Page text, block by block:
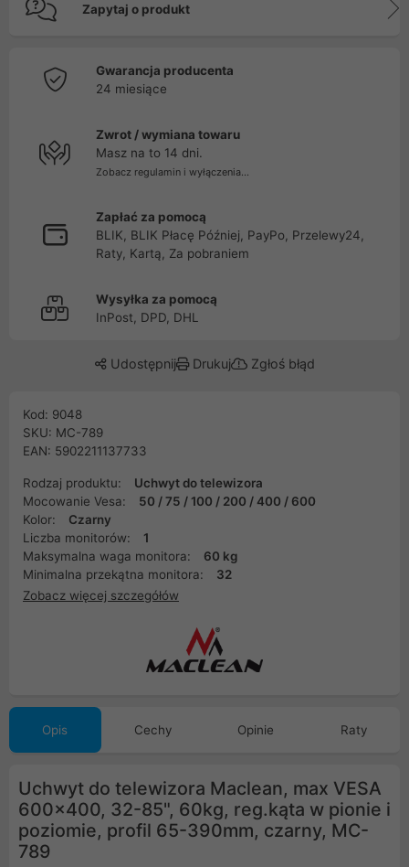
Zapytaj o produkt
Gwarancja producenta
24 miesiące
Zwrot / wymiana towaru
Masz na to 14 dni.
Zobacz regulamin i wyłączenia...
Zapłać za pomocą
BLIK, BLIK Płacę Później, PayPo, Przelewy24,
Raty, Kartą, Za pobraniem
Wysyłka za pomocą
InPost, DPD, DHL
Udostępnij Drukuj Zgłoś błąd
Kod: 9048
SKU: MC-789
EAN: 5902211137733
Rodzaj produktu:
Uchwyt do telewizora
Mocowanie Vesa:
50 / 75 / 100 / 200 / 400 / 600
Kolor:
Czarny
Liczba monitorów:
1
Maksymalna waga monitora:
60 kg
Minimalna przekątna monitora:
32
Zobacz więcej szczegółów
Opis Cechy Opinie Raty
Uchwyt do telewizora Maclean, max VESA
600x400, 32-85", 60kg, reg.kąta w pionie i
poziomie, profil 65-390mm, czarny, MC-
789